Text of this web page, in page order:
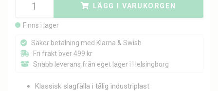
LÄGG I VARUKORGEN
Finns i lager
Säker betalning med Klarna & Swish
Fri frakt över 499 kr
Snabb leverans från eget lager i Helsingborg
Klassisk slagfälla i tålig industriplast